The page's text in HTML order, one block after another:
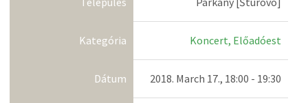
Kategória Koncert, Előadóest
Dátum 2018. March 17., 18:00 - 19:30